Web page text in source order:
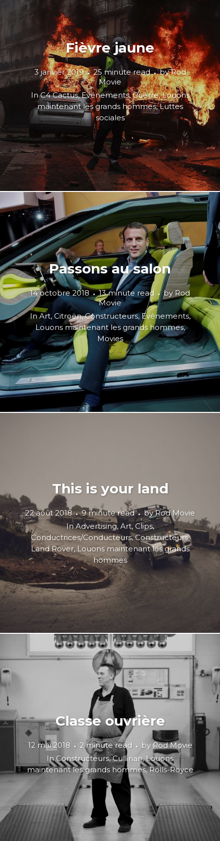
Fièvre jaune
3 janvier 2019 25 minute read byRod
Movie
InC4 Cactus,Evénements,Guerre,Louons
maintenant les grands hommes,Luttes
sociales
Passons au salon
14 octobre 2018 13 minute read by Rod
Movie
In Art, Citroën,Constructeurs,Evénements,
Louons maintenant les grands hommes,
Movies
This is your land
22 août 2018 9 minute read byRod Movie
InAdvertising, Art, Clips,
Conductrices/Conducteurs,Constructeurs,
Land Rover, Louons maintenant les grands
hommes
Classe ouvrière
12 mai 2018 2 minute read byRod Movie
InConstructeurs,Cullinan,Louons
maintenant les grands hommes,Rolls-Royce